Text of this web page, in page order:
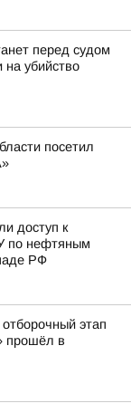
перед судом
убийство
посетил
доступ к
по нефтяным
РФ
этап
прошёл в